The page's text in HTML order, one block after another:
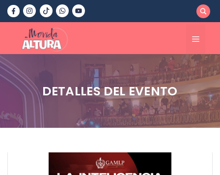
Saltar
contenido
Menú
DETALLES DEL EVENTO